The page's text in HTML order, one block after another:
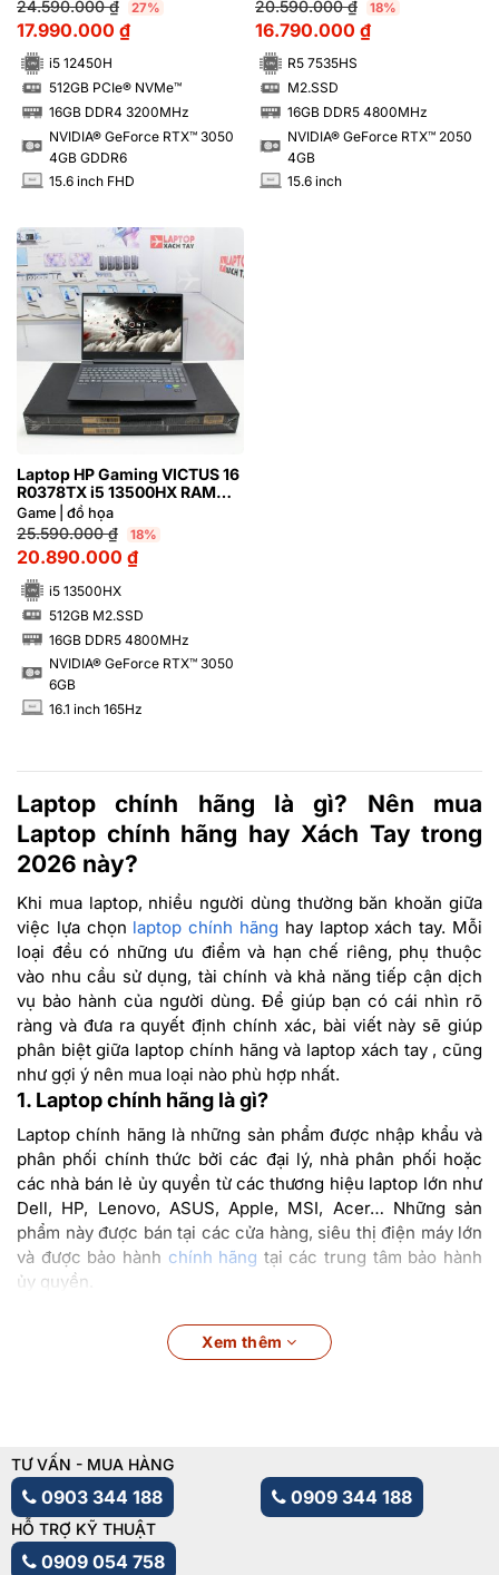
4GB
24.590.000₫ 27%
17.990.000 ₫
i5 12450H
SSD 512GB PCIe® NVMe™
RAM
16GB DDR4 3200MHz
NVIDIA® GeForce RTX™ 3050
4GB GDDR6
INCH 15.6 inch FHD
20.590.000₫ 18%
16.790.000 ₫
R5 7535HS
SSD M2.SSD
RAM
16GB DDR5 4800MHz
NVIDIA® GeForce RTX™ 2050
4GB
INCH 15.6 inch
Laptop HP Gaming VICTUS 16
R0378TX i5 13500HX RAM
16GB M2.SSD 512GB FHD
165Hz NVIDIA® GeForce RTX™
3050 6GB
Game | đồ họa
25.590.000₫ 18%
20.890.000 ₫
i5 13500HX
SSD 512GB M2.SSD
16GB DDR5 4800MHz
NVIDIA® GeForce RTX™ 3050
6GB
INCH 16.1 inch 165Hz
Laptop chính hãng là gì? Nên mua
Laptop chính hãng hay Xách Tay trong
2026 này?
Khi mua laptop, nhiều người dùng thường băn khoăn giữa
việc lựa chọn laptop chính hãng hay laptop xách tay. Mỗi
loại đều có những ưu điểm và hạn chế riêng, phụ thuộc
vào nhu cầu sử dụng, tài chính và khả năng tiếp cận dịch
vụ bảo hành của người dùng. Để giúp bạn có cái nhìn rõ
ràng và đưa ra quyết định chính xác, bài viết này sẽ giúp
phân biệt giữa laptop chính hãng và laptop xách tay , cũng
như gợi ý nên mua loại nào phù hợp nhất.
1. Laptop chính hãng là gì?
Laptop chính hãng là những sản phẩm được nhập khẩu và
phân phối chính thức bởi các đại lý, nhà phân phối hoặc
các nhà bán lẻ ủy quyền từ các thương hiệu laptop lớn như
Dell, HP, Lenovo, ASUS, Apple, MSI, Acer… Những sản
phẩm này được bán tại các cửa hàng, siêu thị điện máy lớn
và được bảo hành chính hãng tại các trung tâm bảo hành
ủy quyền.
Xem thêm
TƯ VẤN - MUA HÀNG
0903 344 188 0909 344 188
HỖ TRỢ KỸ THUẬT
0909 054 758